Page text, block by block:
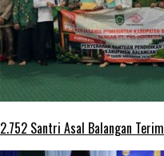
2.752 Santri Asal Balangan